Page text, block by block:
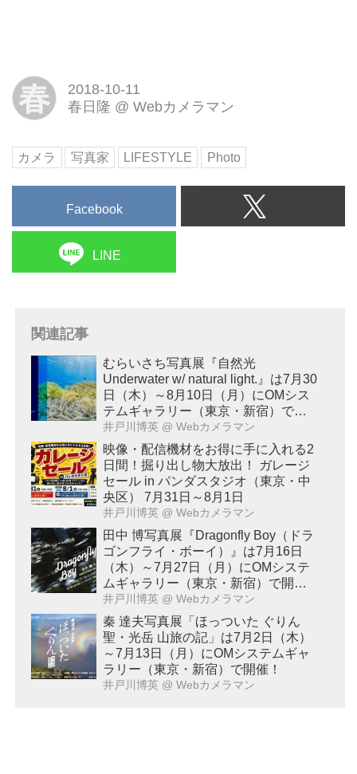
春
2018-10-11
春日隆 @ Webカメラマン
カメラ 写真家 LIFESTYLE Photo
Facebook
LINE
関連記事
むらいさち写真展『自然光
Underwater w/ natural light.』は7月30
日（木）～8月10日（月）にOMシス
テムギャラリー（東京・新宿）で開
催！
井戸川博英 @ Webカメラマン
映像・配信機材をお得に手に入れる2
日間！掘り出し物大放出！ ガレージ
セール in パンダスタジオ（東京・中
央区） 7月31日～8月1日
井戸川博英 @ Webカメラマン
田中 博写真展『Dragonfly Boy（ドラ
ゴンフライ・ボーイ）』は7月16日
（木）～7月27日（月）にOMシステ
ムギャラリー（東京・新宿）で開
催！
井戸川博英 @ Webカメラマン
秦 達夫写真展「ほっついた ぐりん
聖・光岳 山旅の記」は7月2日（木）
～7月13日（月）にOMシステムギャ
ラリー（東京・新宿）で開催！
井戸川博英 @ Webカメラマン